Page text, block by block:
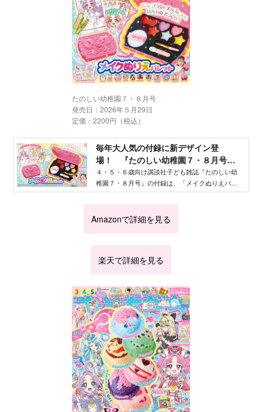
たのしい幼稚園７・８月号
発売日：2026年５月29日
定価：2200円（税込）
毎年大人気の付録に新デザイン登
場！ 『たのしい幼稚園７・８月号』
付録は「メイクぬりえパレット」 -
Aneひめ.net｜講談社
４・５・６歳向け講談社子ども雑誌『たのしい幼
稚園７・８月号』の付録は、「メイクぬりえパレ
Amazonで詳細を見る
楽天で詳細を見る